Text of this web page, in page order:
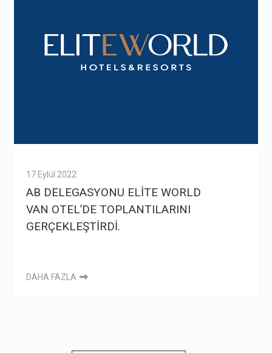
17 Eylül 2022
AB DELEGASYONU ELİTE WORLD
VAN OTEL’DE TOPLANTILARINI
GERÇEKLEŞTİRDİ.
DAHA FAZLA